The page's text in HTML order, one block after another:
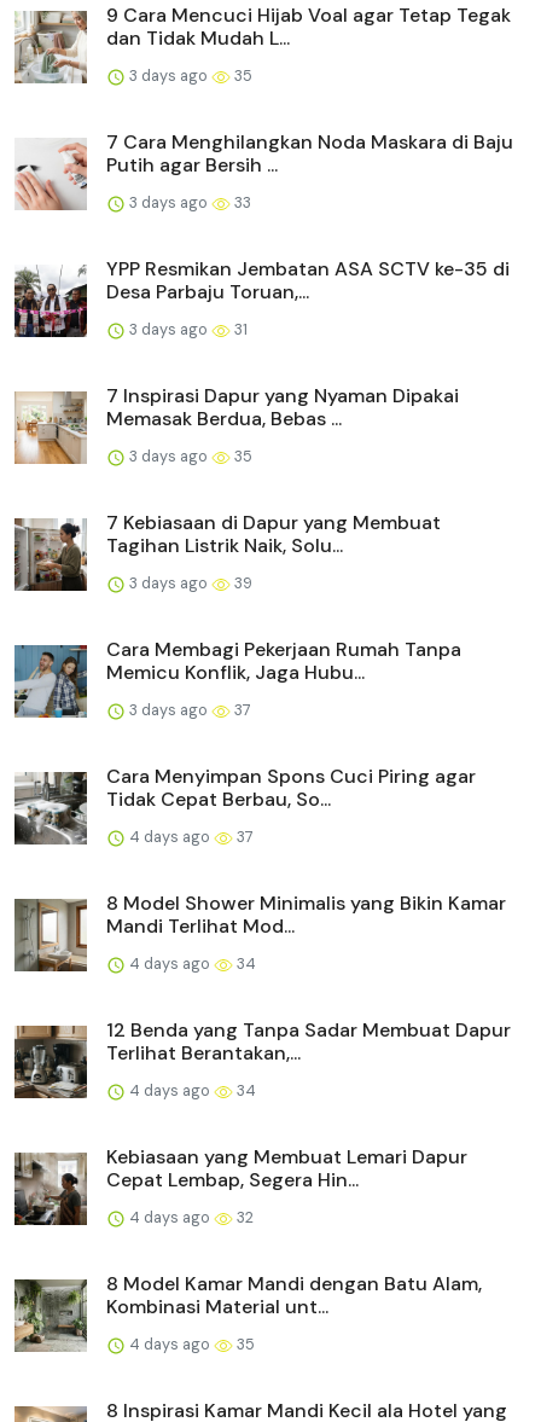
9 Cara Mencuci Hijab Voal agar Tetap Tegak
dan Tidak Mudah L...
3 days ago 35
7 Cara Menghilangkan Noda Maskara di Baju
Putih agar Bersih ...
3 days ago 33
YPP Resmikan Jembatan ASA SCTV ke-35 di
Desa Parbaju Toruan,...
3 days ago 31
7 Inspirasi Dapur yang Nyaman Dipakai
Memasak Berdua, Bebas ...
3 days ago 35
7 Kebiasaan di Dapur yang Membuat
Tagihan Listrik Naik, Solu...
3 days ago 39
Cara Membagi Pekerjaan Rumah Tanpa
Memicu Konflik, Jaga Hubu...
3 days ago 37
Cara Menyimpan Spons Cuci Piring agar
Tidak Cepat Berbau, So...
4 days ago 37
8 Model Shower Minimalis yang Bikin Kamar
Mandi Terlihat Mod...
4 days ago 34
12 Benda yang Tanpa Sadar Membuat Dapur
Terlihat Berantakan,...
4 days ago 34
Kebiasaan yang Membuat Lemari Dapur
Cepat Lembap, Segera Hin...
4 days ago 32
8 Model Kamar Mandi dengan Batu Alam,
Kombinasi Material unt...
4 days ago 35
8 Inspirasi Kamar Mandi Kecil ala Hotel yang